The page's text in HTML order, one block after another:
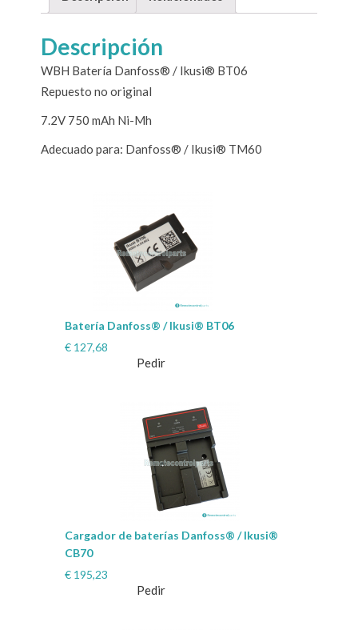
Descripción
WBH Batería Danfoss® / Ikusi® BT06
Repuesto no original
7.2V 750 mAh Ni-Mh
Adecuado para: Danfoss® / Ikusi® TM60
Batería Danfoss® / Ikusi® BT06
€ 127,68
Pedir
Cargador de baterías Danfoss® / Ikusi®
CB70
€ 195,23
Pedir